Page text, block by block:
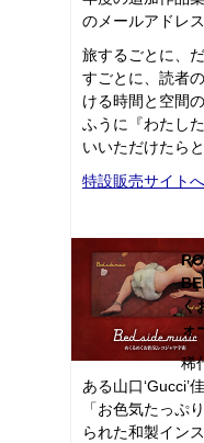
のメールアドレ
旅するごとに、
すごとに、読者
ける時間と空間
ふうに『わたし
いいただけたら
特設販売サイトへ
く
ォ
稀
ある山口‘Gucci’
「お色気たっぷ
られた和製イン